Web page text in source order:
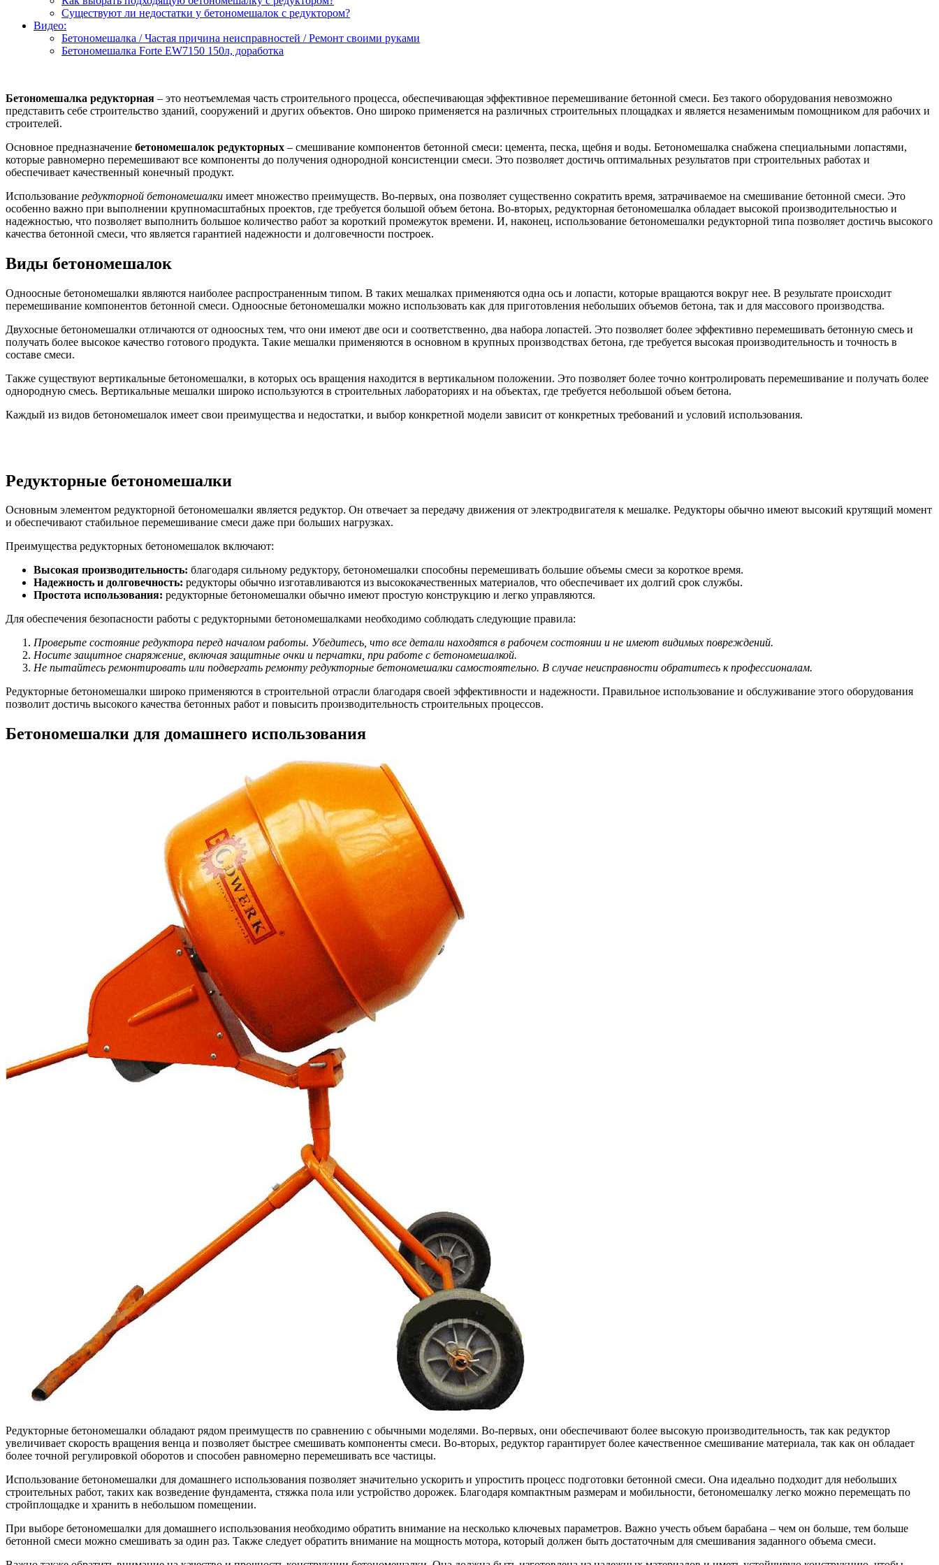
Существуют ли недостатки у бетономешалок с редуктором?
Видео:
Бетономешалка / Частая причина неисправностей / Ремонт своими руками
Бетономешалка Forte EW7150 150л, доработка
Бетономешалка редукторная – это неотъемлемая часть строительного процесса, обеспечивающая эффективное перемешивание бетонной смеси. Без такого оборудования невозможно
представить себе строительство зданий, сооружений и других объектов. Оно широко применяется на различных строительных площадках и является незаменимым помощником для рабочих и
строителей.
Основное предназначение бетономешалок редукторных – смешивание компонентов бетонной смеси: цемента, песка, щебня и воды. Бетономешалка снабжена специальными лопастями,
которые равномерно перемешивают все компоненты до получения однородной консистенции смеси. Это позволяет достичь оптимальных результатов при строительных работах и
обеспечивает качественный конечный продукт.
Использование редукторной бетономешалки имеет множество преимуществ. Во-первых, она позволяет существенно сократить время, затрачиваемое на смешивание бетонной смеси. Это
особенно важно при выполнении крупномасштабных проектов, где требуется большой объем бетона. Во-вторых, редукторная бетономешалка обладает высокой производительностью и
надежностью, что позволяет выполнить большое количество работ за короткий промежуток времени. И, наконец, использование бетономешалки редукторной типа позволяет достичь высокого
качества бетонной смеси, что является гарантией надежности и долговечности построек.
Виды бетономешалок
Одноосные бетономешалки являются наиболее распространенным типом. В таких мешалках применяются одна ось и лопасти, которые вращаются вокруг нее. В результате происходит
перемешивание компонентов бетонной смеси. Одноосные бетономешалки можно использовать как для приготовления небольших объемов бетона, так и для массового производства.
Двухосные бетономешалки отличаются от одноосных тем, что они имеют две оси и соответственно, два набора лопастей. Это позволяет более эффективно перемешивать бетонную смесь и
получать более высокое качество готового продукта. Такие мешалки применяются в основном в крупных производствах бетона, где требуется высокая производительность и точность в
составе смеси.
Также существуют вертикальные бетономешалки, в которых ось вращения находится в вертикальном положении. Это позволяет более точно контролировать перемешивание и получать более
однородную смесь. Вертикальные мешалки широко используются в строительных лабораториях и на объектах, где требуется небольшой объем бетона.
Каждый из видов бетономешалок имеет свои преимущества и недостатки, и выбор конкретной модели зависит от конкретных требований и условий использования.
Редукторные бетономешалки
Основным элементом редукторной бетономешалки является редуктор. Он отвечает за передачу движения от электродвигателя к мешалке. Редукторы обычно имеют высокий крутящий момент
и обеспечивают стабильное перемешивание смеси даже при больших нагрузках.
Преимущества редукторных бетономешалок включают:
Высокая производительность: благодаря сильному редуктору, бетономешалки способны перемешивать большие объемы смеси за короткое время.
Надежность и долговечность: редукторы обычно изготавливаются из высококачественных материалов, что обеспечивает их долгий срок службы.
Простота использования: редукторные бетономешалки обычно имеют простую конструкцию и легко управляются.
Для обеспечения безопасности работы с редукторными бетономешалками необходимо соблюдать следующие правила:
Проверьте состояние редуктора перед началом работы. Убедитесь, что все детали находятся в рабочем состоянии и не имеют видимых повреждений.
Носите защитное снаряжение, включая защитные очки и перчатки, при работе с бетономешалкой.
Не пытайтесь ремонтировать или подвергать ремонту редукторные бетономешалки самостоятельно. В случае неисправности обратитесь к профессионалам.
Редукторные бетономешалки широко применяются в строительной отрасли благодаря своей эффективности и надежности. Правильное использование и обслуживание этого оборудования
позволит достичь высокого качества бетонных работ и повысить производительность строительных процессов.
Бетономешалки для домашнего использования
Редукторные бетономешалки обладают рядом преимуществ по сравнению с обычными моделями. Во-первых, они обеспечивают более высокую производительность, так как редуктор
увеличивает скорость вращения венца и позволяет быстрее смешивать компоненты смеси. Во-вторых, редуктор гарантирует более качественное смешивание материала, так как он обладает
более точной регулировкой оборотов и способен равномерно перемешивать все частицы.
Использование бетономешалки для домашнего использования позволяет значительно ускорить и упростить процесс подготовки бетонной смеси. Она идеально подходит для небольших
строительных работ, таких как возведение фундамента, стяжка пола или устройство дорожек. Благодаря компактным размерам и мобильности, бетономешалку легко можно перемещать по
стройплощадке и хранить в небольшом помещении.
При выборе бетономешалки для домашнего использования необходимо обратить внимание на несколько ключевых параметров. Важно учесть объем барабана – чем он больше, тем больше
бетонной смеси можно смешивать за один раз. Также следует обратить внимание на мощность мотора, который должен быть достаточным для смешивания заданного объема смеси.